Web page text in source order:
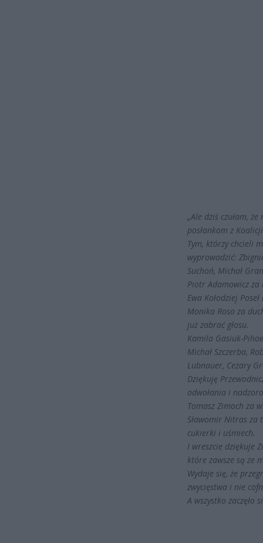
„Ale dziś czułam,
posłankom z
Tym, którzy chcieli
wyprowadzić:
Suchoń, Michał
Piotr Adamowicz za
Ewa Kołodziej
Monika Rosa za
już zabrać głosu.
Kamila Gasiuk-
Michał Szczerba,
Lubnauer, Cezary
Dziękuję
odwołania i
Tomasz Zimoch za
Sławomir Nitras za
cukierki i uśmiech.
I wreszcie dziękuje
które zawsze są ze
Wydaje się, że
zwycięstwa i nie
A wszystko zaczęło